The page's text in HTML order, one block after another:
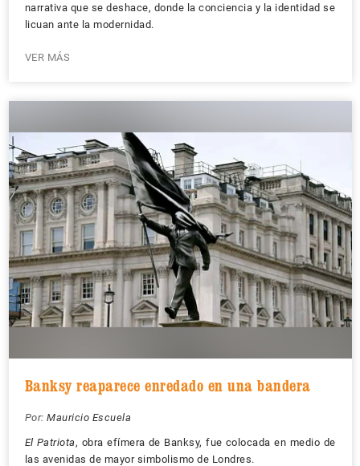
narrativa que se deshace, donde la conciencia y la identidad se
licuan ante la modernidad.
VER MÁS
Banksy reaparece enredado en una bandera
Por: Mauricio Escuela
El Patriota, obra efímera de Banksy, fue colocada en medio de
las avenidas de mayor simbolismo de Londres.